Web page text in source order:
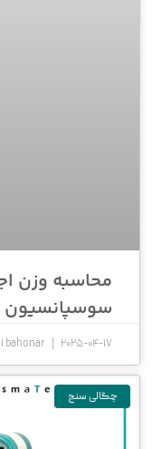
محاسبه وزن
سوسپانسیون
bahonar 2025-04-17
چگالی سنج